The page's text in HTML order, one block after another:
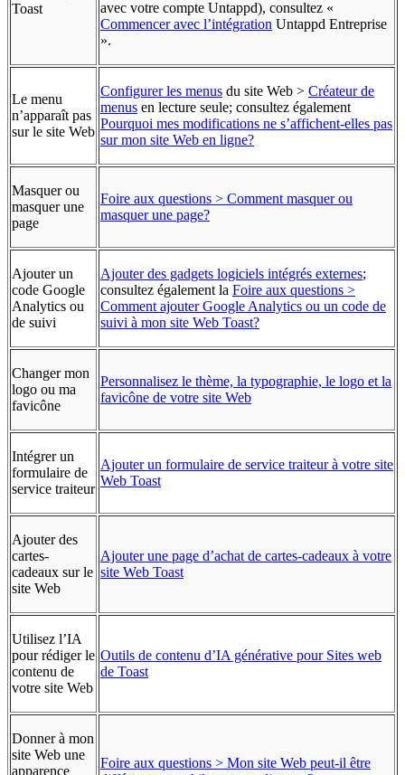
Toast
avec votre compte Untappd), consultez «
Commencer avec l’intégration Untappd Entreprise
».
Le menu
n’apparaît pas
sur le site Web
Configurer les menus du site Web > Créateur de
menus en lecture seule; consultez également
Pourquoi mes modifications ne s’affichent-elles pas
sur mon site Web en ligne?
Masquer ou
masquer une
page
Foire aux questions > Comment masquer ou
masquer une page?
Ajouter un
code Google
Analytics ou
de suivi
Ajouter des gadgets logiciels intégrés externes;
consultez également la Foire aux questions >
Comment ajouter Google Analytics ou un code de
suivi à mon site Web Toast?
Changer mon
logo ou ma
favicône
Personnalisez le thème, la typographie, le logo et la
favicône de votre site Web
Intégrer un
formulaire de
service traiteur
Ajouter un formulaire de service traiteur à votre site
Web Toast
Ajouter des
cartes-
cadeaux sur le
site Web
Ajouter une page d’achat de cartes-cadeaux à votre
site Web Toast
Utilisez l’IA
pour rédiger le
contenu de
votre site Web
Outils de contenu d’IA générative pour Sites web
de Toast
Donner à mon
site Web une
apparence
Foire aux questions > Mon site Web peut-il être